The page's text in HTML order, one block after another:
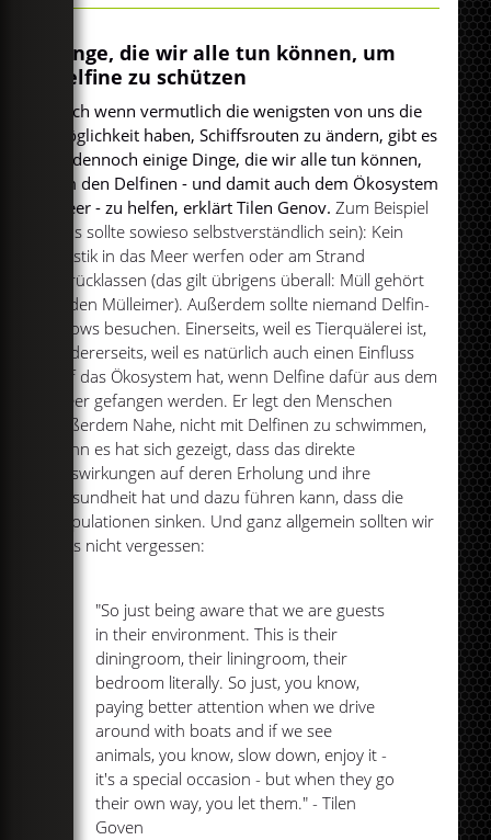
Dinge, die wir alle tun können, um
Delfine zu schützen
Auch wenn vermutlich die wenigsten von uns die
Möglichkeit haben, Schiffsrouten zu ändern, gibt es
es dennoch einige Dinge, die wir alle tun können,
um den Delfinen - und damit auch dem Ökosystem
Meer - zu helfen, erklärt Tilen Genov.Zum Beispiel
(das sollte sowieso selbstverständlich sein): Kein
Plastik in das Meer werfen oder am Strand
zurücklassen (das gilt übrigens überall: Müll gehört
in den Mülleimer). Außerdem sollte niemand Delfin-
Shows besuchen. Einerseits, weil es Tierquälerei ist,
andererseits, weil es natürlich auch einen Einfluss
auf das Ökosystem hat, wenn Delfine dafür aus dem
Meer gefangen werden. Er legt den Menschen
außerdem Nahe, nicht mit Delfinen zu schwimmen,
denn es hat sich gezeigt, dass das direkte
Auswirkungen auf deren Erholung und ihre
Gesundheit hat und dazu führen kann, dass die
Populationen sinken. Und ganz allgemein sollten wir
eins nicht vergessen:
"So just being aware that we are guests
in their environment. This is their
diningroom, their liningroom, their
bedroom literally. So just, you know,
paying better attention when we drive
around with boats and if we see
animals, you know, slow down, enjoy it -
it's a special occasion - but when they go
their own way, you let them." - Tilen
Goven